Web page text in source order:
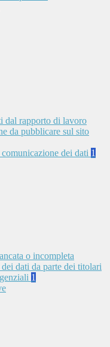
dal rapporto di lavoro
da pubblicare sul sito
dei dati 1
o incompleta
dati da parte dei titolari
1